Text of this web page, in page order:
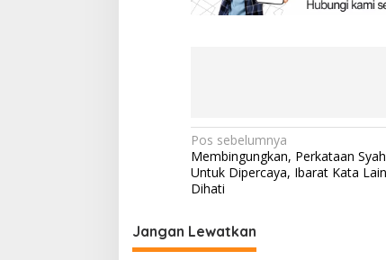
Navigasi
pos
Pos sebelumnya
Membingungkan, Perkataan
Untuk Dipercaya, Ibarat Kata
Dihati
Jangan Lewatkan